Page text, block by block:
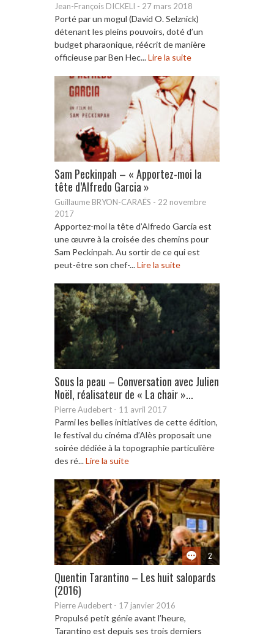
Jean-François DICKELI - 27 mars 2018
Porté par un mogul (David O. Selznick)
détenant les pleins pouvoirs, doté d’un
budget pharaonique, réécrit de manière
officieuse par Ben Hec...Lire la suite
Sam Peckinpah – « Apportez-moi la
tête d’Alfredo Garcia »
Guillaume BRYON-CARAËS - 22 novembre
2017
Apportez-moi la tête d’Alfredo Garcia est
une œuvre à la croisée des chemins pour
Sam Peckinpah. Au sortir de ce qui est
peut-être son chef-...Lire la suite
Sous la peau – Conversation avec Julien
Noël, réalisateur de « La chair »...
Pierre Audebert - 11 avril 2017
Parmi les belles initiatives de cette édition,
le festival du cinéma d’Alès proposait une
soirée dédiée à la topographie particulière
des ré...Lire la suite
2
Quentin Tarantino – Les huit salopards
(2016)
Pierre Audebert - 17 janvier 2016
Propulsé petit génie avant l’heure,
Tarantino est depuis ses trois derniers